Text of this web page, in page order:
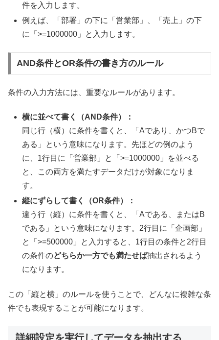
件を入力します。
例えば、「部署」の下に「営業部」、「売上」の下
に「>=1000000」と入力します。
AND条件とOR条件の書き方のルール
条件の入力方法には、重要なルールがあります。
横に並べて書く（AND条件）：
同じ行（横）に条件を書くと、「Aであり、かつBで
ある」という意味になります。先ほどの例のよう
に、1行目に「営業部」と「>=1000000」を並べる
と、この両方を満たすデータだけが対象になりま
す。
縦にずらして書く（OR条件）：
違う行（縦）に条件を書くと、「Aである、またはB
である」という意味になります。2行目に「企画部」
と「>=500000」と入力すると、1行目の条件と2行目
の条件のどちらか一方でも満たせば抽出されるよう
になります。
この「縦と横」のルールを使うことで、どんなに複雑な条
件でも表現することが可能になります。
詳細設定を実行してデータを抽出する